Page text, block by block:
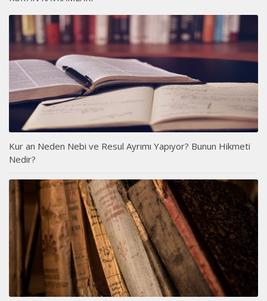
Kur an Neden Nebi ve Resul Ayrımı Yapıyor? Bunun Hikmeti
Nedir?